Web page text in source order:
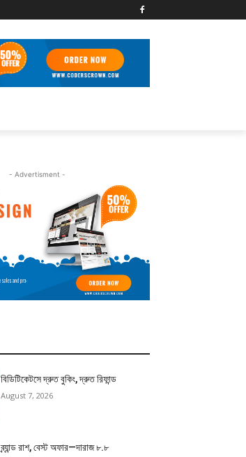
- Advertisment -
বিডিটিকেটসে দ্রুত বুকিং, দ্রুত রিফান্ড
August 7, 2026
ব্র্যান্ড রাশ, বেস্ট অফার—দারাজ ৮.৮